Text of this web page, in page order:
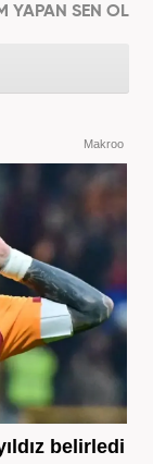
YAPAN SEN OL
Makroo
belirledi